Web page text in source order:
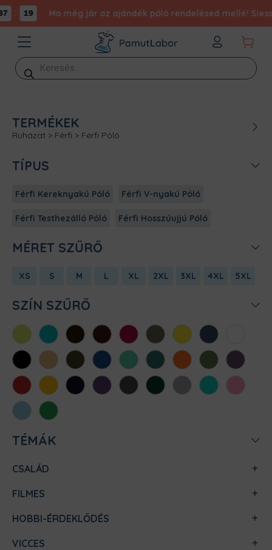
19 Ma még jár az ajándék póló rendelésed mellé!
Products
search
TERMÉKEK
Ruházat > Férfi > Férfi Póló
TÍPUS
Férfi Kereknyakú Póló Férfi V-nyakú Póló
Férfi Testhezálló Póló Férfi Hosszúujjú Póló
MÉRET SZŰRŐ
XS S M L XL 2XL 3XL 4XL 5XL
SZÍN SZŰRŐ
AlmazöldAtollkékBarnaBordóChili Cink Citromsárga
Denim
FeketeHomokKhaki KirálykékMentaMéregzöld
NarancsOliva Padlizsán
Piros SárgaSötétkékSötétlilaSötétszürke
SötétzöldSportszürke
Türkiz
Világos
rózsaszín
Világoskék
Zöld
TÉMÁK
CSALÁD
FILMES
HOBBI-ÉRDEKLŐDÉS
VICCES